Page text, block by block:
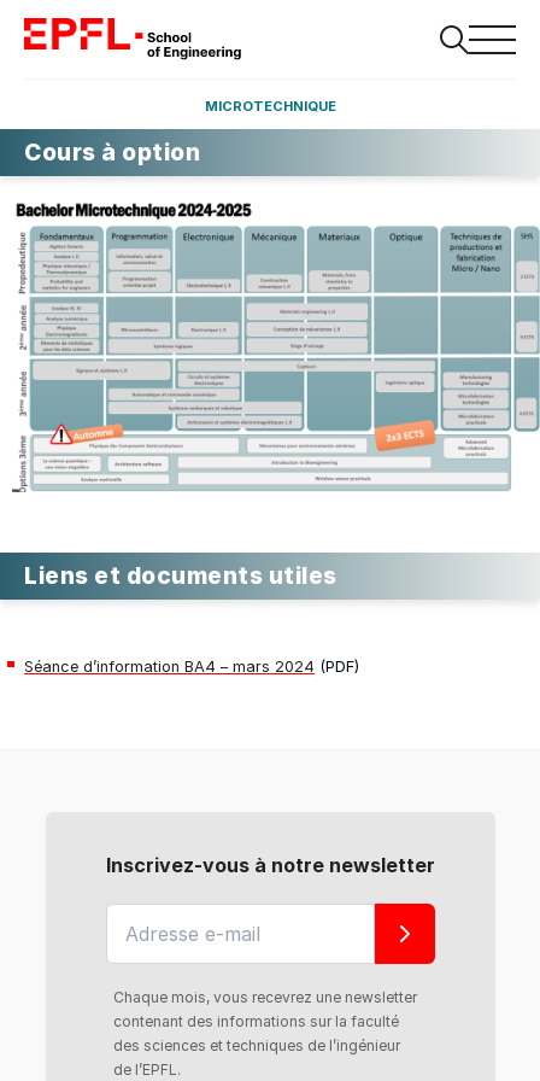
MICROTECHNIQUE
Cours à option
Liens et documents utiles
Séance d’information BA4 – mars 2024 (PDF)
Inscrivez-vous à notre newsletter
Chaque mois, vous recevrez une newsletter
contenant des informations sur la faculté
des sciences et techniques de l’ingénieur
de l’EPFL.